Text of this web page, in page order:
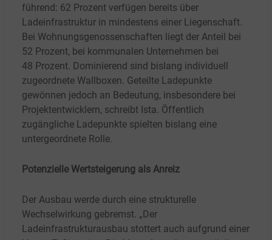
führend: 62 Prozent verfügen bereits über
Ladeinfrastruktur in mindestens einer Liegenschaft.
Bei Wohnungsgenossenschaften liegt der Anteil bei
52 Prozent, bei kommunalen Unternehmen bei
48 Prozent. Dominierend sind bislang individuell
zugeordnete Wallboxen. Geteilte Ladepunkte
gewönnen jedoch an Bedeutung, insbesondere bei
Projektentwicklern, schreibt Ista. Öffentlich
zugängliche Ladepunkte spielten bislang eine
untergeordnete Rolle.
Potenzielle Wertsteigerung als Anreiz
Der Ausbau werde durch eine strukturelle
Wechselwirkung gebremst. „Der
Ladeinfrastrukturausbau stottert auch aufgrund einer